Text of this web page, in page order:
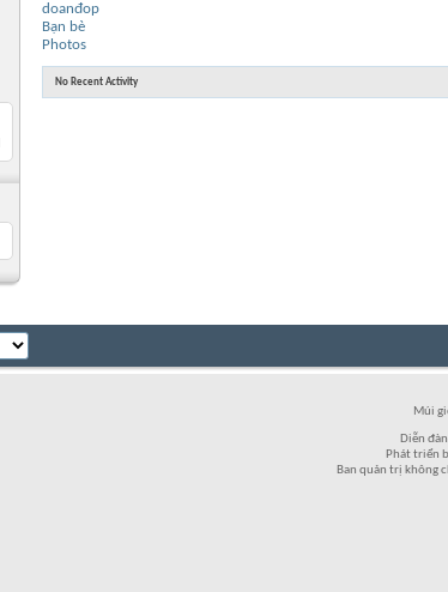
doanđop
Bạn bè
Photos
No Recent Activity
Múi
Diễn
Phát triển
Ban quản trị không